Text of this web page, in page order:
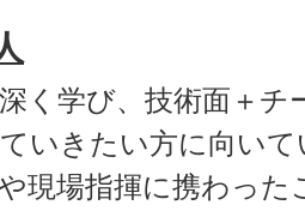
く学び、技術面＋チ
いきたい方に向い
現場指揮に携わった